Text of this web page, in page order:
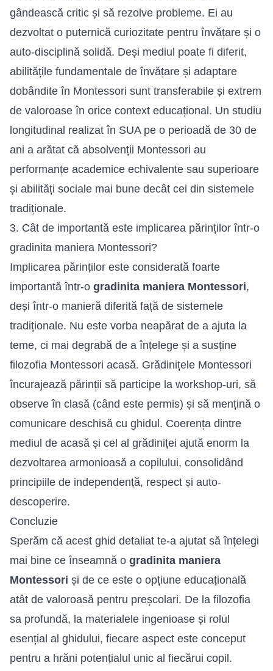
gândească critic și să rezolve probleme. Ei au
dezvoltat o puternică curiozitate pentru învățare și o
auto-disciplină solidă. Deși mediul poate fi diferit,
abilitățile fundamentale de învățare și adaptare
dobândite în Montessori sunt transferabile și extrem
de valoroase în orice context educațional. Un studiu
longitudinal realizat în SUA pe o perioadă de 30 de
ani a arătat că absolvenții Montessori au
performanțe academice echivalente sau superioare
și abilități sociale mai bune decât cei din sistemele
tradiționale.
3. Cât de importantă este implicarea părinților într-o
gradinita maniera Montessori?
Implicarea părinților este considerată foarte
importantă într-o gradinita maniera Montessori,
deși într-o manieră diferită față de sistemele
tradiționale. Nu este vorba neapărat de a ajuta la
teme, ci mai degrabă de a înțelege și a susține
filozofia Montessori acasă. Grădinițele Montessori
încurajează părinții să participe la workshop-uri, să
observe în clasă (când este permis) și să mențină o
comunicare deschisă cu ghidul. Coerența dintre
mediul de acasă și cel al grădiniței ajută enorm la
dezvoltarea armonioasă a copilului, consolidând
principiile de independență, respect și auto-
descoperire.
Concluzie
Sperăm că acest ghid detaliat te-a ajutat să înțelegi
mai bine ce înseamnă o gradinita maniera
Montessori și de ce este o opțiune educațională
atât de valoroasă pentru preșcolari. De la filozofia
sa profundă, la materialele ingenioase și rolul
esențial al ghidului, fiecare aspect este conceput
pentru a hrăni potențialul unic al fiecărui copil.